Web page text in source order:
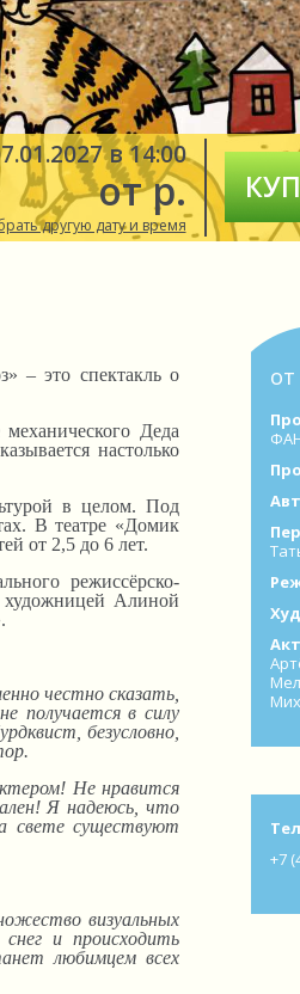
в 14:00
от р.
другую дату и время
– это спектакль о
Деда
настолько
в целом. Под
В театре «Домик
от 2,5 до 6 лет.
режиссёрско-
Алиной
честно сказать,
получается в силу
безусловно,
Не нравится
Я надеюсь, что
свете существуют
визуальных
и происходить
любимцем всех
+7